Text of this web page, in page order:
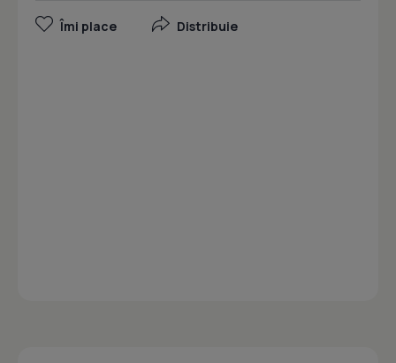
Îmi place Distribuie